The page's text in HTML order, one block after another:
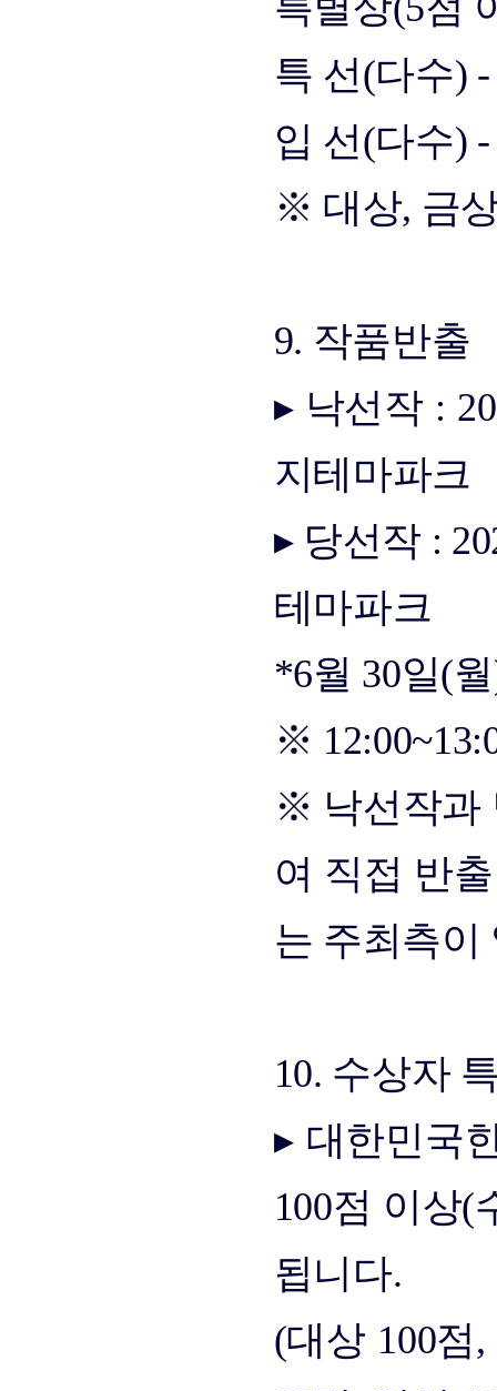
특 선(다수)
입 선(다수)
※ 대상, 금
9. 작품반출
▸ 낙선작 :
지테마파크
▸ 당선작 :
테마파크
*6월 30일(
※
※ 낙선작과
여 직접 반
는 주최측이
10. 수상자
▸ 대한민국
100점 이상(
됩니다.
(대상 100점